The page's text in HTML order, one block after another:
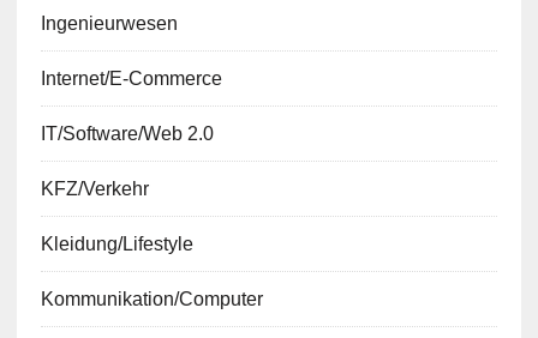
Ingenieurwesen
Internet/E-Commerce
IT/Software/Web 2.0
KFZ/Verkehr
Kleidung/Lifestyle
Kommunikation/Computer